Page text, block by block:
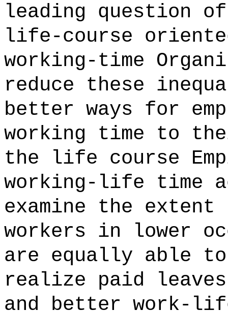
leading question
life-course
working-time
reduce these
better ways for
working time to
the life course
working-life time
examine the extent
workers in lower
are equally able
realize paid
and better work-